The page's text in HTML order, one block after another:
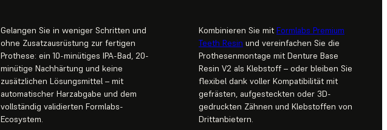
Gelangen Sie in weniger Schritten und
ohne Zusatzausrüstung zur fertigen
Prothese: ein 10-minütiges IPA-Bad, 20-
minütige Nachhärtung und keine
zusätzlichen Lösungsmittel – mit
automatischer Harzabgabe und dem
vollständig validierten Formlabs-
Ecosystem.
Kombinieren Sie mit Formlabs Premium
Teeth Resin und vereinfachen Sie die
Prothesenmontage mit Denture Base
Resin V2 als Klebstoff – oder bleiben Sie
flexibel dank voller Kompatibilität mit
gefrästen, aufgesteckten oder 3D-
gedruckten Zähnen und Klebstoffen von
Drittanbietern.